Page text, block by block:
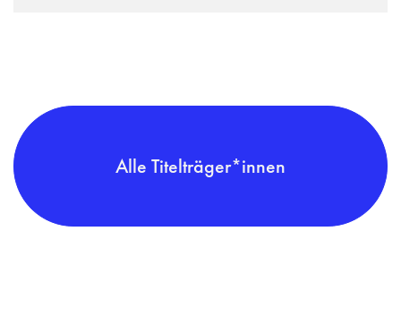
Alle Titelträger*innen